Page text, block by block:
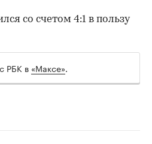
со счетом 4:1 в пользу
РБК в «Максе».